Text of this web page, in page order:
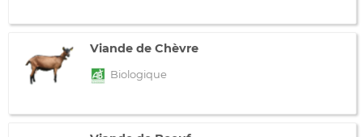
Viande de Chèvre
Biologique